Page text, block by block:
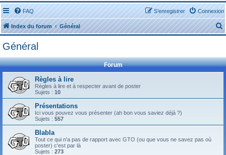
FAQ Connexion
S’enregistrer
Index du forum Général
e
h
Général
Forum
Règles à lire
Règles à lire et à respecter avant de poster
Sujets : 10
Présentations
Ici vous pouvez vous présenter (ah bon vous saviez déjà ?)
Sujets : 557
Blabla
Tout ce qui n'a pas de rapport avec GTO (ou que vous ne savez pas où
poster) c'est par là
Sujets : 273